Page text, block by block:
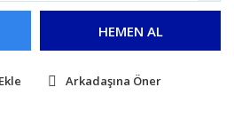
HEMEN AL
Arkadaşına Öner